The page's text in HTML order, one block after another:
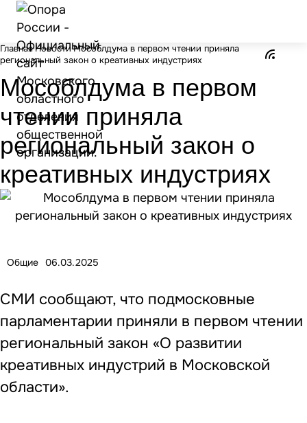
Главная Новости Мособлдума в первом чтении приняла
региональный закон о креативных индустриях
Мособлдума в первом
чтении приняла
региональный закон о
креативных индустриях
Общие 06.03.2025
СМИ сообщают, что подмосковные
парламентарии приняли в первом чтении
региональный закон «О развитии
креативных индустрий в Московской
области».